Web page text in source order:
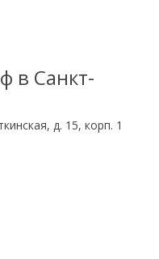
в Санкт-
д. 15, корп. 1